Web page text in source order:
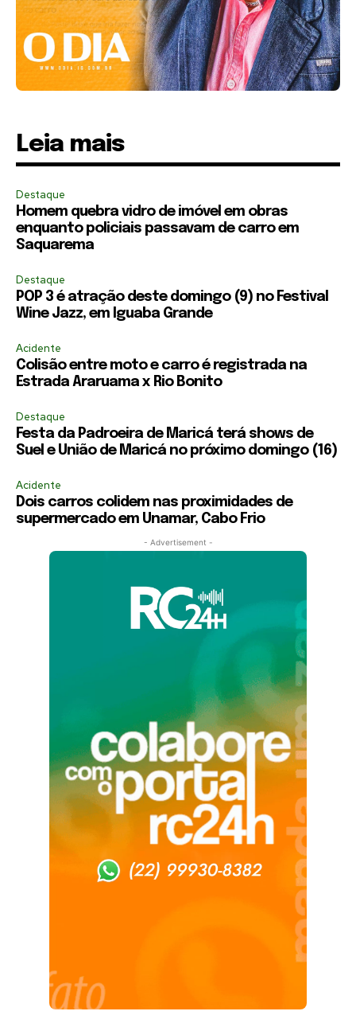
Leia mais
Destaque
Homem quebra vidro de imóvel em obras
enquanto policiais passavam de carro em
Saquarema
Destaque
POP 3 é atração deste domingo (9) no Festival
Wine Jazz, em Iguaba Grande
Acidente
Colisão entre moto e carro é registrada na
Estrada Araruama x Rio Bonito
Destaque
Festa da Padroeira de Maricá terá shows de
Suel e União de Maricá no próximo domingo (16)
Acidente
Dois carros colidem nas proximidades de
supermercado em Unamar, Cabo Frio
- Advertisement -